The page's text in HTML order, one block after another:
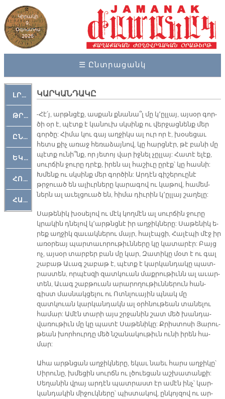
Կիրակի
9,
Օգոստոս
2026
☰ Ընտրացանկ
ԼՐԱՀՈՍ
ԹՐՔԱՀԱՅ ԿԵԱՆՔ
ԸՆԿԵՐԱՄՇԱԿՈՒԹԱՅԻՆ
ԵԿԵՂԵՑԱԿԱՆ
ՀՈԳԵՄՏԱՒՈՐ
ՀԱՐԹԱԿ
ԿԱՐԿԱՆԴԱԿԸ
-Հէ՛յ, արթն­ցէք, աս­քան քնա­նա՞լ մը կ­­՚ըլ­լայ, այ­սօր գոր­
ծի օր է, պէտք է կա­նուխ սկսինք ու վեր­ջաց­նենք մեր
գոր­ծը: Հի­մա կու գայ աղ­ջիկս ալ ուր որ է, խօ­սե­ցաւ
հետս քիչ ա­ռաջ հե­ռա­ձայ­նով, կը հարց­նէր, թէ բա­նի մը
պէտք ու­նի՞նք, որ յե­տոյ վար իջ­նել չըլ­լայ: Հա­տէ ե­լէք,
սուր­ճին ջու­րը դրէք, ի­րեն ալ հա­շի­ւը ը­րէք՝ կը հաս­նի:
Խմենք ու սկսինք մեր գոր­ծին: Ար­դէն գի­շե­րուը­նէ
թրջուած են ա­լիւր­նե­րը կա­րա­գով ու կա­թով, հա­մեմ­
ներն ալ ա­ւել­ցուած են, հի­մա դիւ­րին կ՚ըլ­լայ շա­ղե­լը:
Սա­թե­նիկ խօ­սե­լով ու մէկ կող­մէն ալ սուր­ճին ջու­րը
կրա­կին դնե­լով կ­­՚արթնց­նէ իր աղ­ջիկ­նե­րը: Սա­թե­նիկ ե­
րեք աղ­ջիկ զա­ւակ­նե­րու մայր, հա­լէպ­ցի, Հա­լէ­պի մէջ իր
ա­ռօ­րեայ պար­տա­ւո­րու­թիւն­նե­րը կը կա­տա­րէր: Բայց
ոչ, այ­սօր տար­բեր բան մը կար, Զա­տի­կը մօտ է ու գալ
շա­բաթ Ա­ւագ շա­բաթ է, պէտք է կար­կան­դա­կը պատ­
րաս­տեն, որ­պէս­զի զատ­կուան մաք­րու­թիւնն ալ ա­ւար­
տեն, Ա­ւագ շաբ­թուան ա­րա­րո­ղու­թիւն­նե­րուն հան­
գիստ մաս­նակ­ցե­լու ու Ոտն­լուա­յին պնակ մը
զատկուան կար­կան­դակն ալ օրհ­նու­թեան տա­նե­լու
հա­մար: Ա­մէն տա­րի այս շրջա­նին շատ մեծ խան­դա­
վա­ռու­թիւն մը կը պա­տէ Սա­թե­նի­կը: Քրիս­տո­սի Յա­րու­
թեան խոր­հուր­դը մեծ նշա­նա­կու­թիւն ու­նի ի­րեն հա­
մար:
Ա­հա արթն­ցան աղ­ջիկ­նե­րը, ե­կաւ նաեւ հարս աղ­ջի­կը՝
Սի­րու­նը, խմե­ցին սուրճն ու լծուե­ցան աշ­խա­տան­քի:
Սե­ղա­նին վրայ ար­դէն պատ­րաստ էր ա­մէն ինչ՝ կար­
կան­դա­կին մի­ջուկ­նե­րը՝ պիս­տա­կով, ըն­կոյ­զով ու ար­